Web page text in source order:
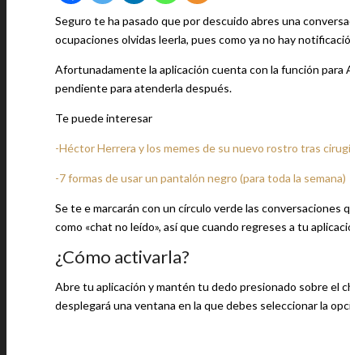
Seguro te ha pasado que por descuido abres una
ocupaciones olvidas leerla, pues como ya no hay
Afortunadamente la aplicación cuenta con la función para
pendiente para atenderla después.
Te puede interesar
-Héctor Herrera y los memes de su nuevo rostro tras
-7 formas de usar un pantalón negro (para toda la semana)
Se te e marcarán con un círculo verde las
como «chat no leído», así que cuando regreses a tu
¿Cómo activarla?
Abre tu aplicación y mantén tu dedo presionado sobre el
desplegará una ventana en la que debes seleccionar la